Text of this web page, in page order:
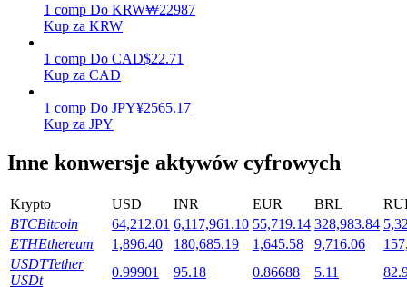
Launchpool
tokenach
1 comp Do KRW₩22987
Kup za KRW
1 comp Do CAD$22.71
Kup za CAD
1 comp Do JPY¥2565.17
Kup za JPY
Inne konwersje aktywów cyfrowych
Krypto USD INR EUR BRL
BTCBitcoin 64,212.01 6,117,961.10 55,719.14 328,983.84
ETHEthereum 1,896.40 180,685.19 1,645.58 9,716.06
USDTTether
USDt
0.99901 95.18 0.86688 5.11